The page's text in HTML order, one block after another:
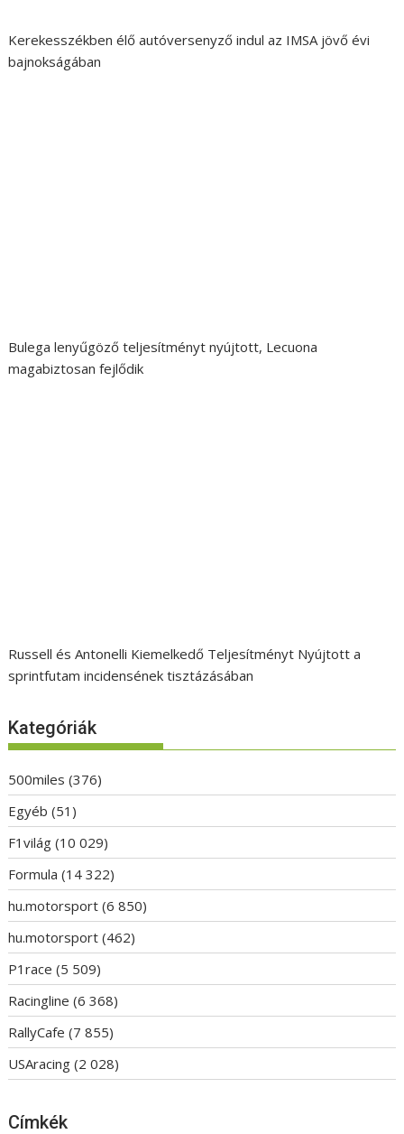
Kerekesszékben élő autóversenyző indul az IMSA jövő évi
bajnokságában
Bulega lenyűgöző teljesítményt nyújtott, Lecuona
magabiztosan fejlődik
Russell és Antonelli Kiemelkedő Teljesítményt Nyújtott a
sprintfutam incidensének tisztázásában
Kategóriák
500miles (376)
Egyéb (51)
F1világ (10 029)
Formula (14 322)
hu.motorsport (6 850)
hu.motorsport (462)
P1race (5 509)
Racingline (6 368)
RallyCafe (7 855)
USAracing (2 028)
Címkék